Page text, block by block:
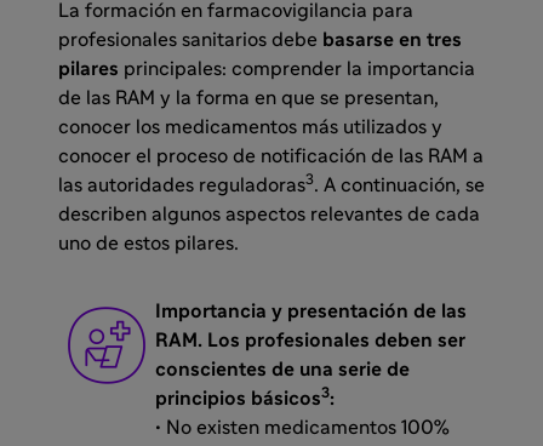
La formación en farmacovigilancia para
profesionales sanitarios debe basarse en tres
pilares principales: comprender la importancia
de las RAM y la forma en que se presentan,
conocer los medicamentos más utilizados y
conocer el proceso de notificación de las RAM a
las autoridades reguladoras3. A continuación, se
describen algunos aspectos relevantes de cada
uno de estos pilares.
Importancia y presentación de las
RAM. Los profesionales deben ser
conscientes de una serie de
principios básicos3:
• No existen medicamentos 100%